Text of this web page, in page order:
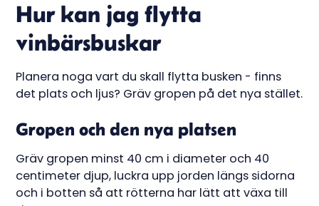
Hur kan jag flytta
vinbärsbuskar
Planera noga vart du skall flytta busken - finns
det plats och ljus? Gräv gropen på det nya stället.
Gropen och den nya platsen
Gräv gropen minst 40 cm i diameter och 40
centimeter djup, luckra upp jorden längs sidorna
och i botten så att rötterna har lätt att växa till